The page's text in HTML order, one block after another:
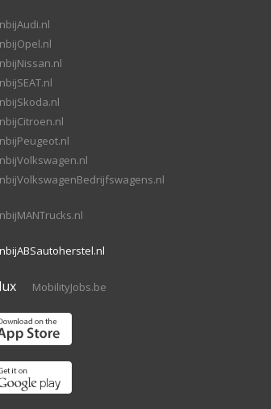
MobilityJobs.be